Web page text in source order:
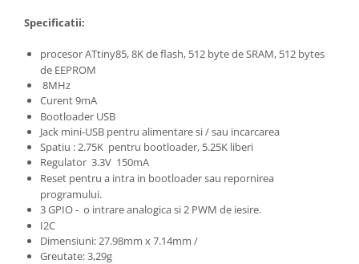
Specificatii:
procesor ATtiny85, 8K de flash, 512 byte de SRAM, 512 bytes
de EEPROM
8MHz
Curent 9mA
Bootloader USB
Jack mini-USB pentru alimentare si / sau incarcarea
Spatiu : 2.75K pentru bootloader, 5.25K liberi
Regulator 3.3V 150mA
Reset pentru a intra in bootloader sau repornirea
programului.
3 GPIO - o intrare analogica si 2 PWM de iesire.
I2C
Dimensiuni: 27.98mm x 7.14mm /
Greutate: 3,29g